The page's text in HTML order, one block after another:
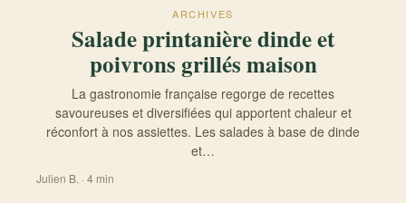
ARCHIVES
Salade printanière dinde et
poivrons grillés maison
La gastronomie française regorge de recettes
savoureuses et diversifiées qui apportent chaleur et
réconfort à nos assiettes. Les salades à base de dinde
et…
Julien B. · 4 min